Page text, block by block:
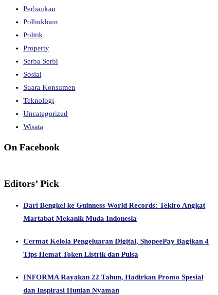
Perbankan
Polhukham
Politik
Property
Serba Serbi
Sosial
Suara Konsumen
Teknologi
Uncategorized
Wisata
On Facebook
Editors’ Pick
Dari Bengkel ke Guinness World Records: Tekiro Angkat
Martabat Mekanik Muda Indonesia
Cermat Kelola Pengeluaran Digital, ShopeePay Bagikan 4
Tips Hemat Token Listrik dan Pulsa
INFORMA Rayakan 22 Tahun, Hadirkan Promo Spesial
dan Inspirasi Hunian Nyaman